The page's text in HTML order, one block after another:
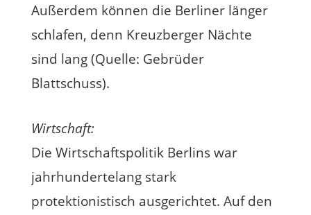
Außerdem können die Berliner länger
schlafen, denn Kreuzberger Nächte
sind lang (Quelle: Gebrüder
Blattschuss).
Wirtschaft:
Die Wirtschaftspolitik Berlins war
jahrhundertelang stark
protektionistisch ausgerichtet. Auf den